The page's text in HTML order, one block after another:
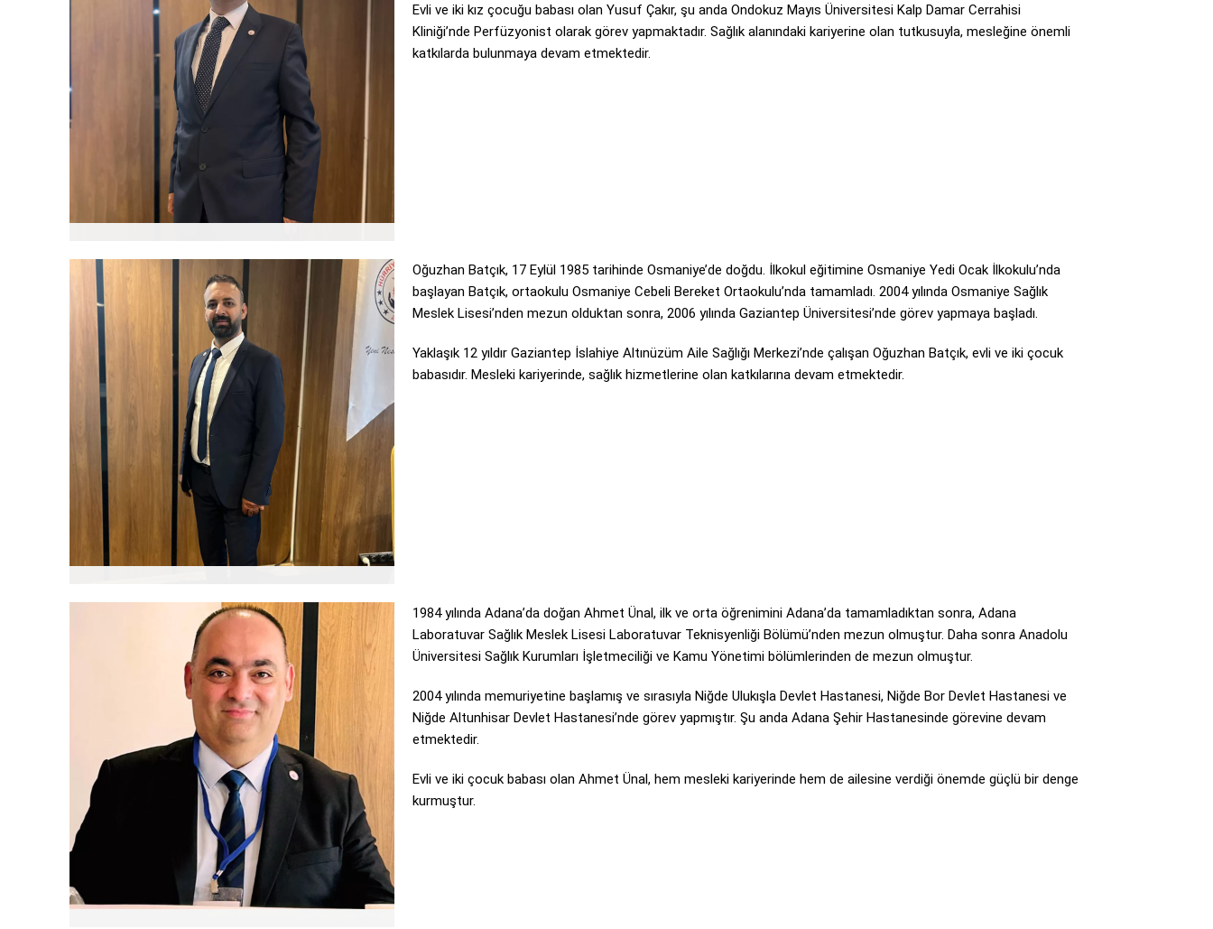
Yusuf ÇAKIR
Genel Başkan Yardımcısı
(Mali İşler)
Evli ve iki kız çocuğu babası olan Yusuf Çakır, şu anda Ondokuz Mayıs Üniversitesi Kalp Damar Cerrahisi
Kliniği’nde Perfüzyonist olarak görev yapmaktadır. Sağlık alanındaki kariyerine olan tutkusuyla, mesleğine önemli
katkılarda bulunmaya devam etmektedir.
A. Oğuzhan BATÇIK
Genel Başkan Yardımcısı
(Basın ve Yayın)
Oğuzhan Batçık, 17 Eylül 1985 tarihinde Osmaniye’de doğdu. İlkokul eğitimine Osmaniye Yedi Ocak İlkokulu’nda
başlayan Batçık, ortaokulu Osmaniye Cebeli Bereket Ortaokulu’nda tamamladı. 2004 yılında Osmaniye Sağlık
Meslek Lisesi’nden mezun olduktan sonra, 2006 yılında Gaziantep Üniversitesi’nde görev yapmaya başladı.
Yaklaşık 12 yıldır Gaziantep İslahiye Altınüzüm Aile Sağlığı Merkezi’nde çalışan Oğuzhan Batçık, evli ve iki çocuk
babasıdır. Mesleki kariyerinde, sağlık hizmetlerine olan katkılarına devam etmektedir.
1984 yılında Adana’da doğan Ahmet Ünal, ilk ve orta öğrenimini Adana’da tamamladıktan sonra, Adana
Laboratuvar Sağlık Meslek Lisesi Laboratuvar Teknisyenliği Bölümü’nden mezun olmuştur. Daha sonra Anadolu
Üniversitesi Sağlık Kurumları İşletmeciliği ve Kamu Yönetimi bölümlerinden de mezun olmuştur.
2004 yılında memuriyetine başlamış ve sırasıyla Niğde Ulukışla Devlet Hastanesi, Niğde Bor Devlet Hastanesi ve
Niğde Altunhisar Devlet Hastanesi’nde görev yapmıştır. Şu anda Adana Şehir Hastanesinde görevine devam
etmektedir.
Evli ve iki çocuk babası olan Ahmet Ünal, hem mesleki kariyerinde hem de ailesine verdiği önemde güçlü bir denge
kurmuştur.